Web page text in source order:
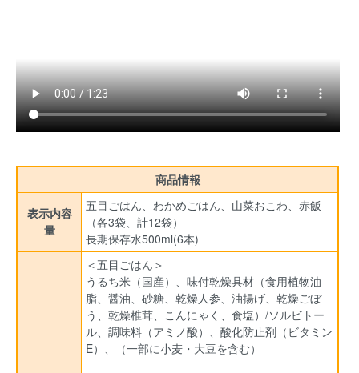
商品情報
表示内容
量
五目ごはん、わかめごはん、山菜おこわ、赤飯
（各3袋、計12袋）
長期保存水500ml(6本)
＜五目ごはん＞
うるち米（国産）、味付乾燥具材（食用植物油
脂、醤油、砂糖、乾燥人参、油揚げ、乾燥ごぼ
う、乾燥椎茸、こんにゃく、食塩）/ソルビトー
ル、調味料（アミノ酸）、酸化防止剤（ビタミン
E）、（一部に小麦・大豆を含む）